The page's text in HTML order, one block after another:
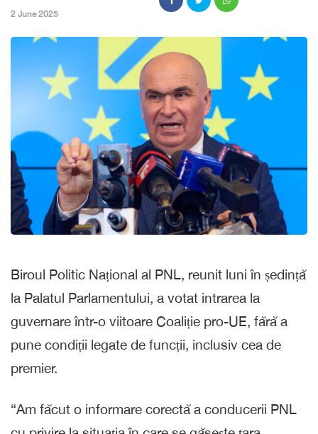
,2 June 2025
Biroul Politic Național al PNL, reunit luni în ședință
la Palatul Parlamentului, a votat intrarea la
guvernare într-o viitoare Coaliție pro-UE, fără a
pune condiții legate de funcții, inclusiv cea de
premier.
“Am făcut o informare corectă a conducerii PNL